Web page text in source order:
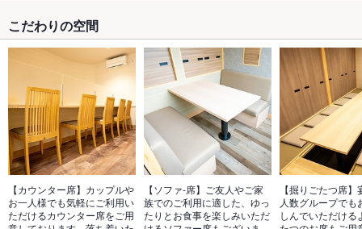
こだわりの空間
【カウンター席】カップルや
お一人様でも気軽にご利用い
ただけるカウンター席をご用
【ソファ-席】ご友人やご家
族でのご利用に適した、ゆっ
たりとお食事を楽しみいただ
【掘りごたつ席
人数グループでも
しんでいただける